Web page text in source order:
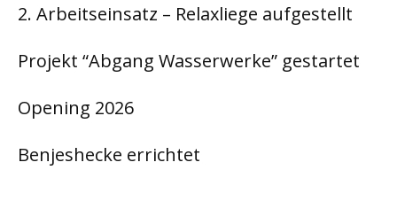
2. Arbeitseinsatz – Relaxliege aufgestellt
Projekt “Abgang Wasserwerke” gestartet
Opening 2026
Benjeshecke errichtet